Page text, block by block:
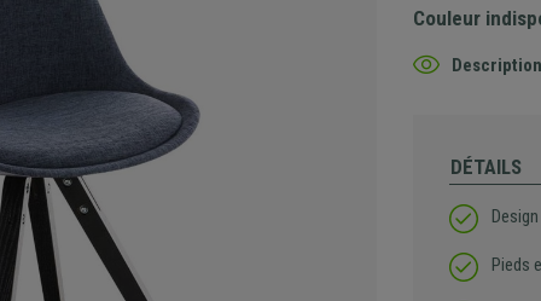
Couleur
DÉTAILS
Pieds